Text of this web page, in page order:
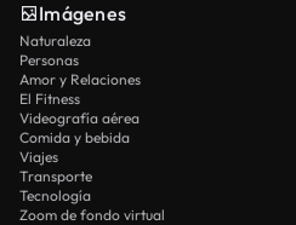
Imágenes
Naturaleza
Personas
Amor y Relaciones
El Fitness
Videografía aérea
Comida y bebida
Viajes
Transporte
Tecnología
Zoom de fondo virtual